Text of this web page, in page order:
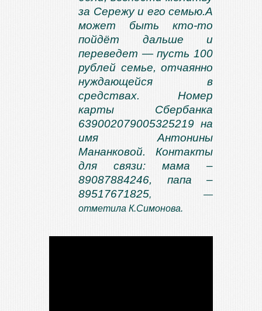
за Сережу и его семью.А
может быть кто-то
пойдёт дальше и
переведет — пусть 100
рублей семье, отчаянно
нуждающейся в
средствах. Номер
карты Сбербанка
639002079005325219 на
имя Антонины
Мананковой. Контакты
для связи: мама –
89087884246, папа –
89517671825, —
отметила К.Симонова.